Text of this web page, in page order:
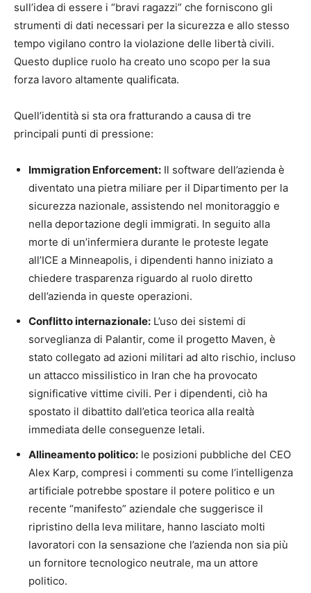
sull’idea di essere i “bravi ragazzi” che forniscono gli
strumenti di dati necessari per la sicurezza e allo stesso
tempo vigilano contro la violazione delle libertà civili.
Questo duplice ruolo ha creato uno scopo per la sua
forza lavoro altamente qualificata.
Quell’identità si sta ora fratturando a causa di tre
principali punti di pressione:
Immigration Enforcement: Il software dell’azienda è
diventato una pietra miliare per il Dipartimento per la
sicurezza nazionale, assistendo nel monitoraggio e
nella deportazione degli immigrati. In seguito alla
morte di un’infermiera durante le proteste legate
all’ICE a Minneapolis, i dipendenti hanno iniziato a
chiedere trasparenza riguardo al ruolo diretto
dell’azienda in queste operazioni.
Conflitto internazionale: L’uso dei sistemi di
sorveglianza di Palantir, come il progetto Maven, è
stato collegato ad azioni militari ad alto rischio, incluso
un attacco missilistico in Iran che ha provocato
significative vittime civili. Per i dipendenti, ciò ha
spostato il dibattito dall’etica teorica alla realtà
immediata delle conseguenze letali.
Allineamento politico: le posizioni pubbliche del CEO
Alex Karp, compresi i commenti su come l’intelligenza
artificiale potrebbe spostare il potere politico e un
recente “manifesto” aziendale che suggerisce il
ripristino della leva militare, hanno lasciato molti
lavoratori con la sensazione che l’azienda non sia più
un fornitore tecnologico neutrale, ma un attore
politico.